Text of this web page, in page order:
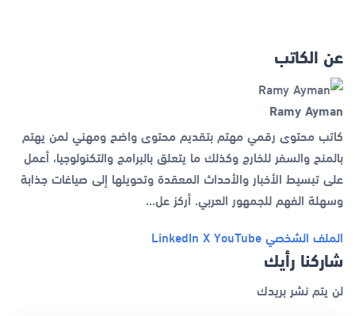
عن الكاتب
Ramy Ayman
كاتب محتوى رقمي مهتم بتقديم محتوى واضح ومهني لمن يهتم
بالمنح والسفر للخارج وكذلك ما يتعلق بالبرامج والتكنولوجيا، أعمل
على تبسيط الأخبار والأحداث المعقدة وتحويلها إلى صياغات جذابة
وسهلة الفهم للجمهور العربي. أركز عل...
الملف الشخصي LinkedIn X YouTube
شاركنا رأيك
لن يتم نشر بريدك